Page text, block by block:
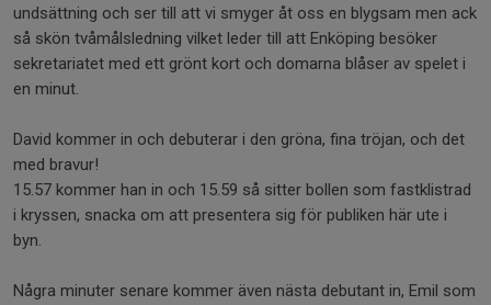
undsättning och ser till att vi smyger åt oss en blygsam men ack
så skön tvåmålsledning vilket leder till att Enköping besöker
sekretariatet med ett grönt kort och domarna blåser av spelet i
en minut.
David kommer in och debuterar i den gröna, fina tröjan, och det
med bravur!
15.57 kommer han in och 15.59 så sitter bollen som fastklistrad
i kryssen, snacka om att presentera sig för publiken här ute i
byn.
Några minuter senare kommer även nästa debutant in, Emil som